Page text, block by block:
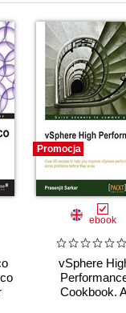
Promocja
ebook
vSphere
Cookbook.